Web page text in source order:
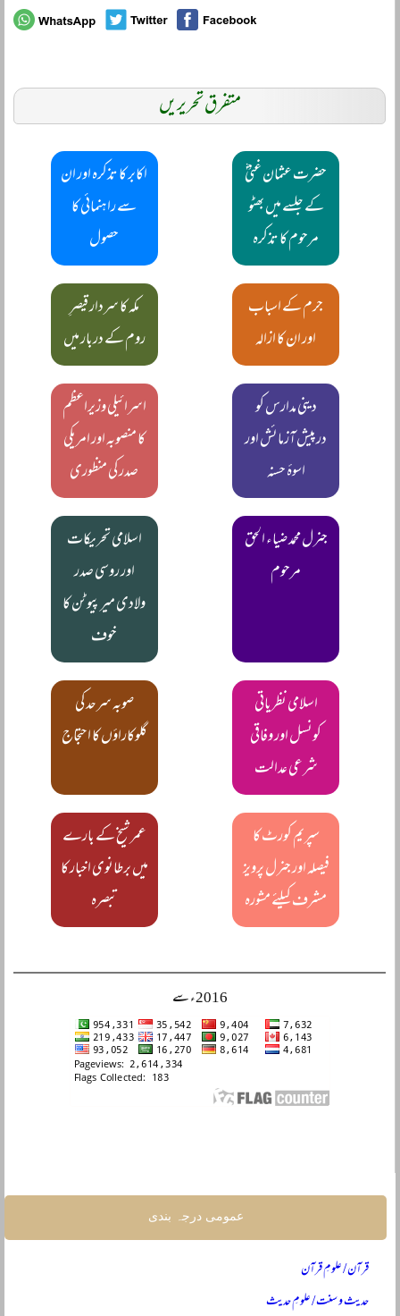
متفرق تحریریں
حضرت عثمان غنیؓ
کے جلسے میں بھٹو
مرحوم کا تذکرہ
اکابر کا تذکرہ اور ان
سے راہنمائی کا
حصول
جرم کے اسباب
اور ان کا ازالہ
مکہ کا سردار قیصرِ
روم کے دربار میں
دینی مدارس کو
درپیش آزمائش اور
اسوۂ حسنہ
اسرائیلی وزیراعظم
کا منصوبہ اور امریکی
صدر کی منظوری
جنرل محمد ضیاء الحق
مرحوم
اسلامی تحریکات
اور روسی صدر
ولادی میر پیوٹن کا
خوف
اسلامی نظریاتی
کونسل اور وفاقی
شرعی عدالت
صوبہ سرحد کی
گلوکاراؤں کا احتجاج
سپریم کورٹ کا
فیصلہ اور جنرل پرویز
مشرف کیلئے مشورہ
عمر شیخ کے بارے
میں برطانوی اخبار کا
تبصرہ
2016ء سے
عمومی درجہ بندی
قرآن / علومِ قرآن
حدیث و سنت / علومِ حدیث